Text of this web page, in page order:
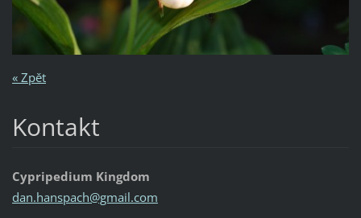
« Zpět
Kontakt
Cypripedium Kingdom
dan.hanspach@gmail.com